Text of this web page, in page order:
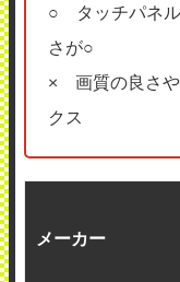
○ タッチパネル
さが○
× 画質の良さや
クス
メーカー